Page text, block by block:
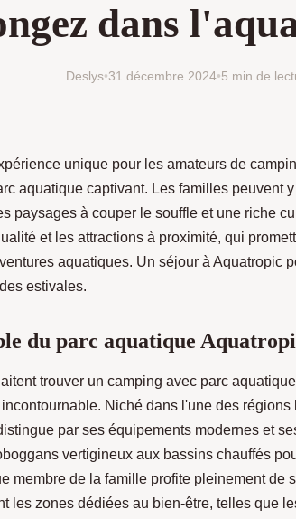
dans
Deslys•31 décembre 2024•5 min de
unique pour les amateurs de
aquatique captivant. Les familles peuvent
paysages à couper le souffle et une riche
et les attractions à proximité, qui
aquatiques. Un séjour à Aquatropic
estivales.
du parc aquatique
trouver un camping avec parc
Niché dans l'une des régions
par ses équipements modernes et
vertigineux aux bassins chauffés
membre de la famille profite pleinement de
les zones dédiées au bien-être, telles que